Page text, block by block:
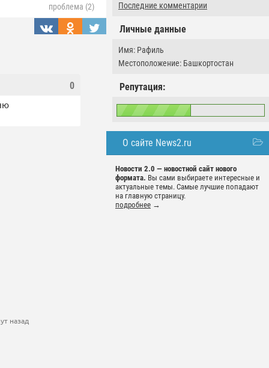
Последние комментарии
Личные данные
Имя: Рафиль
Местоположение: Башкортостан
Репутация:
О сайте News2.ru
Новости 2.0 — новостной сайт нового
формата. Вы сами выбираете интересные и
актуальные темы. Самые лучшие попадают
на главную страницу.
подробнее →
проблема (2)
0
назад